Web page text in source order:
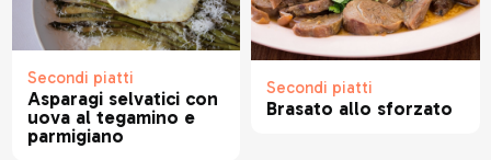
Secondi piatti
Asparagi selvatici con
uova al tegamino e
parmigiano
Secondi piatti
Brasato allo sforzato